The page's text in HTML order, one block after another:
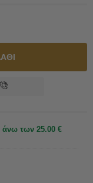
άνω των 25.00 €